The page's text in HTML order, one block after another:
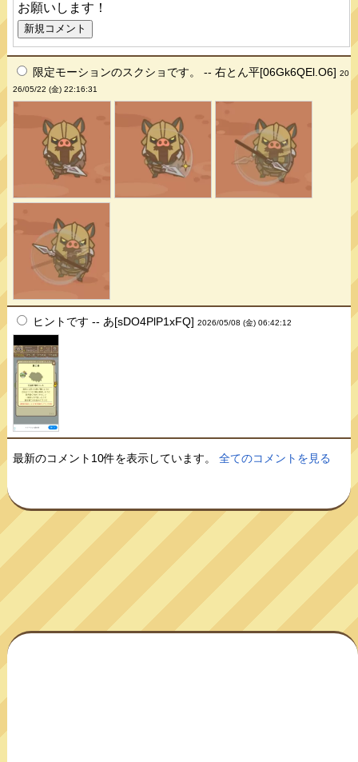
お願いします！
限定モーションのスクショです。 -- 右とん平[06Gk6QEl.O6]20
26/05/22 (金) 22:16:31
ヒントです -- あ[sDO4PlP1xFQ]2026/05/08 (金) 06:42:12
最新のコメント10件を表示しています。全てのコメントを見る